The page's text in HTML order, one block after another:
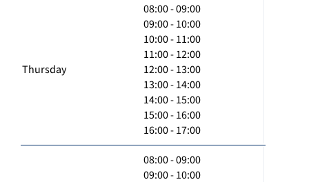
Thursday
08:00 - 09:00
09:00 - 10:00
10:00 - 11:00
11:00 - 12:00
12:00 - 13:00
13:00 - 14:00
14:00 - 15:00
15:00 - 16:00
16:00 - 17:00
08:00 - 09:00
09:00 - 10:00